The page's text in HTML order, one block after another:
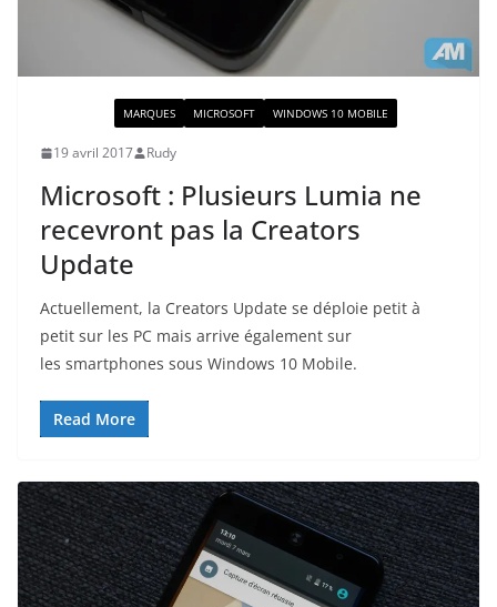
MARQUES MICROSOFT WINDOWS 10 MOBILE
19 avril 2017 Rudy
Microsoft : Plusieurs Lumia ne
recevront pas la Creators
Update
Actuellement, la Creators Update se déploie petit à
petit sur les PC mais arrive également sur
les smartphones sous Windows 10 Mobile.
Read More